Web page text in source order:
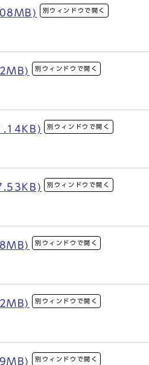
別ウィンドウで開く
別ウィンドウで開く
別ウィンドウで開く
別ウィンドウで開く
別ウィンドウで開く
別ウィンドウで開く
別ウィンドウで開く